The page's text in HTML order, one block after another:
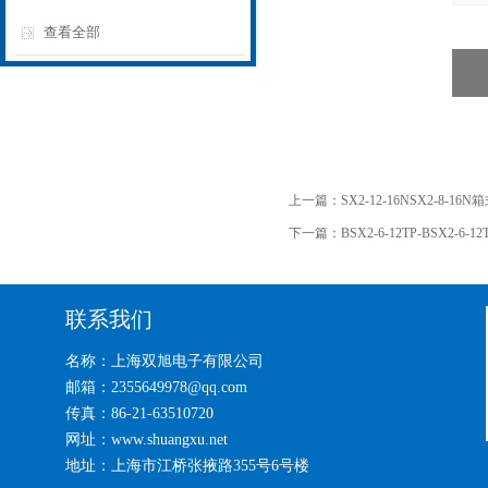
查看全部
上一篇： SX2-12-16NSX2-8-16N
下一篇： BSX2-6-12TP-BSX2-6-
联系我们
名称：上海双旭电子有限公司
邮箱：2355649978@qq.com
传真：86-21-63510720
网址：www.shuangxu.net
地址：上海市江桥张掖路355号6号楼